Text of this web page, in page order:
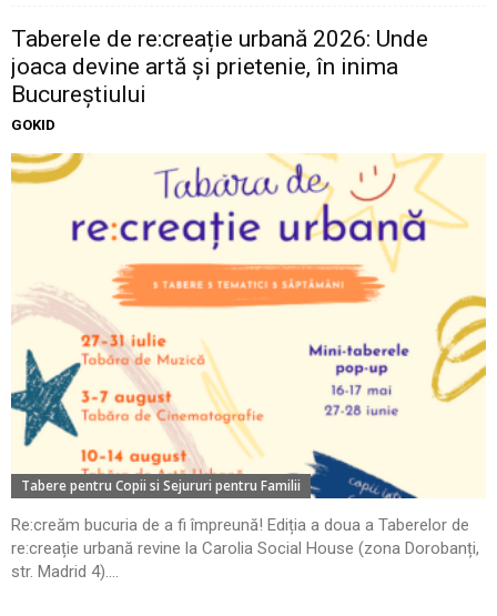
Taberele de re:creație urbană 2026: Unde
joaca devine artă și prietenie, în inima
Bucureștiului
GOKID
Tabere pentru Copii si Sejururi pentru Familii
Re:creăm bucuria de a fi împreună! Ediția a doua a Taberelor de
re:creație urbană revine la Carolia Social House (zona Dorobanți,
str. Madrid 4)....